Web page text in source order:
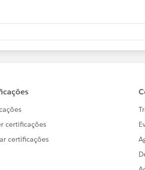
以上」という認識で問題ございません。